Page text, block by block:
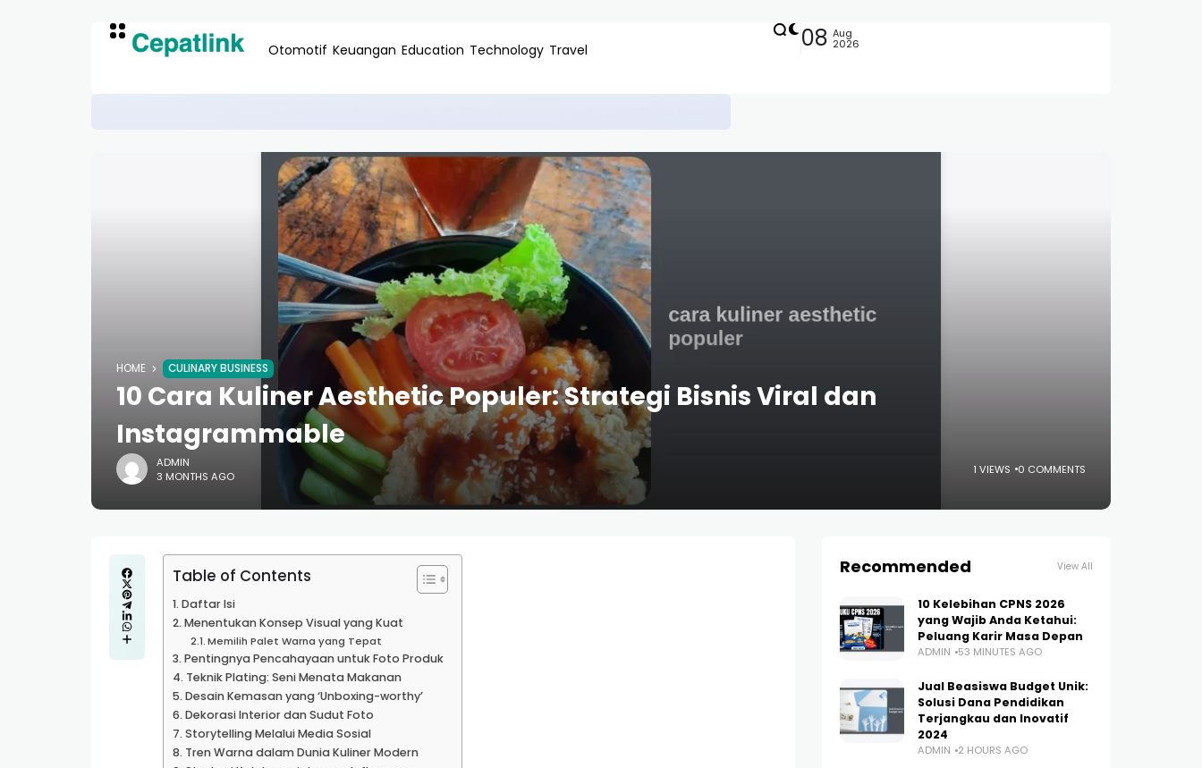
Otomotif Keuangan Education Technology Travel 08 Aug
2026
HOME CULINARY BUSINESS
10 Cara Kuliner Aesthetic Populer: Strategi Bisnis Viral dan
Instagrammable
ADMIN
3 MONTHS AGO
1 VIEWS 0 COMMENTS
Table of Contents
Daftar Isi
Menentukan Konsep Visual yang Kuat
Memilih Palet Warna yang Tepat
Pentingnya Pencahayaan untuk Foto Produk
Teknik Plating: Seni Menata Makanan
Desain Kemasan yang ‘Unboxing-worthy’
Dekorasi Interior dan Sudut Foto
Storytelling Melalui Media Sosial
Tren Warna dalam Dunia Kuliner Modern
Recommended View All
10 Kelebihan CPNS 2026
yang Wajib Anda Ketahui:
Peluang Karir Masa Depan
ADMIN 53 MINUTES AGO
Jual Beasiswa Budget Unik:
Solusi Dana Pendidikan
Terjangkau dan Inovatif
2024
ADMIN 2 HOURS AGO